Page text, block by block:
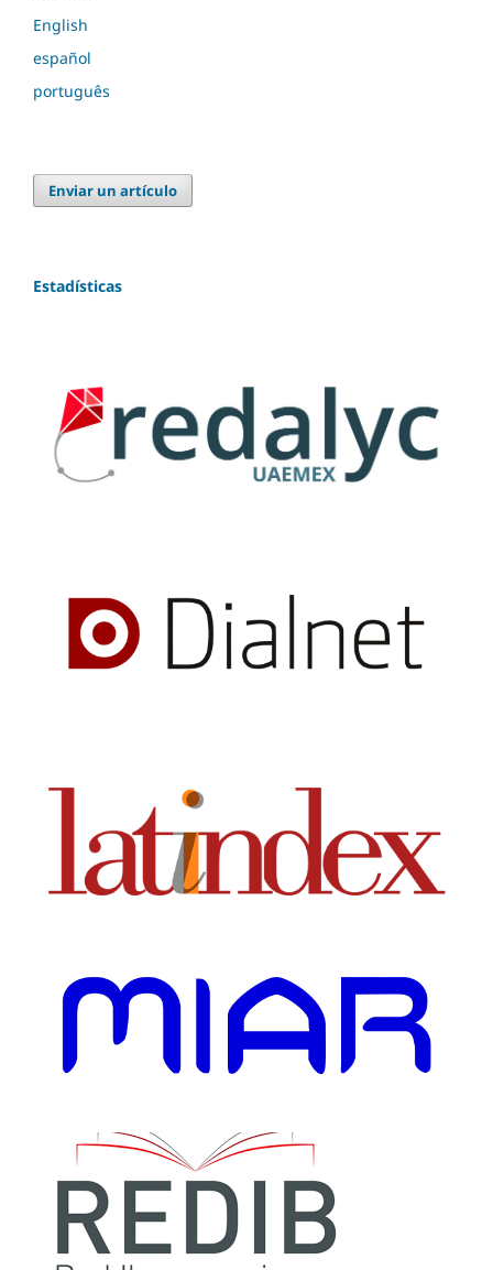
English
español
português
Enviar un artículo
Estadísticas